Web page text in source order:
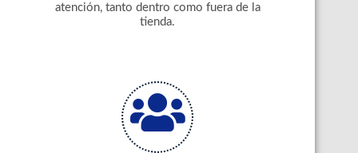
atención, tanto dentro como fuera de la
tienda.